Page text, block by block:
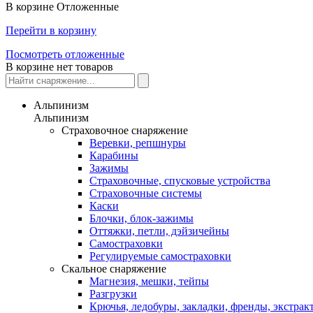
В корзине Отложенные
Перейти в корзину
Посмотреть отложенные
В корзине нет товаров
Альпинизм
Альпинизм
Страховочное снаряжение
Веревки, репшнуры
Карабины
Зажимы
Страховочные, спусковые устройства
Страховочные системы
Каски
Блочки, блок-зажимы
Оттяжки, петли, дэйзичейны
Самостраховки
Регулируемые самостраховки
Скальное снаряжение
Магнезия, мешки, тейпы
Разгрузки
Крючья, ледобуры, закладки, френды,